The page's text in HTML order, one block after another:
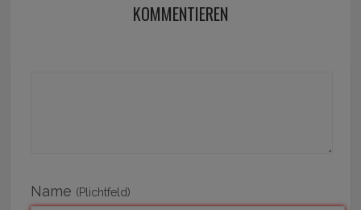
KOMMENTIEREN
Name (Plichtfeld)